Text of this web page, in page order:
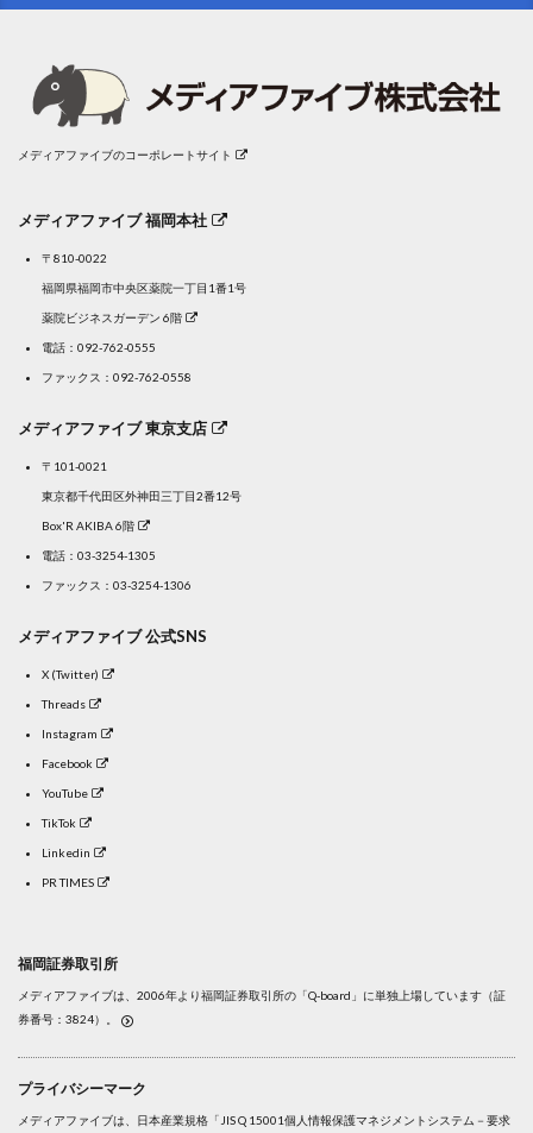
メディアファイブのコーポレートサイト
メディアファイブ 福岡本社
〒810-0022
福岡県福岡市中央区薬院一丁目1番1号
薬院ビジネスガーデン 6階
電話： 092-762-0555
ファックス：092-762-0558
メディアファイブ 東京支店
〒101-0021
東京都千代田区外神田三丁目2番12号
Box'R AKIBA 6階
電話： 03-3254-1305
ファックス：03-3254-1306
メディアファイブ 公式SNS
X (Twitter)
Threads
Instagram
Facebook
YouTube
TikTok
Linkedin
PR TIMES
福岡証券取引所
メディアファイブは、2006年より福岡証券取引所の「Q-board」に単独上場しています（証
券番号：3824）。
プライバシーマーク
メディアファイブは、日本産業規格「JIS Q 15001個人情報保護マネジメントシステム－要求